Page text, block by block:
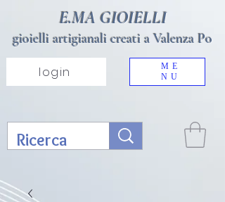
ME
NU
E.MA GIOIELLI
gioielli artigianali creati a Valenza Po
login